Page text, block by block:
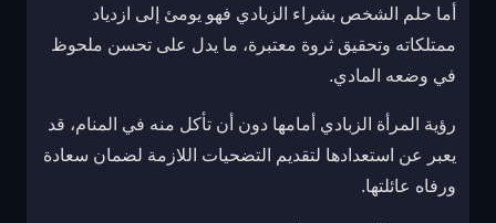
أما حلم الشخص بشراء الزبادي فهو يومئ إلى ازدياد
ممتلكاته وتحقيق ثروة معتبرة، ما يدل على تحسن ملحوظ
في وضعه المادي.
رؤية المرأة الزبادي أمامها دون أن تأكل منه في المنام، قد
يعبر عن استعدادها لتقديم التضحيات اللازمة لضمان سعادة
ورفاه عائلتها.